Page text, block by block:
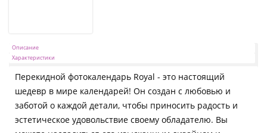
Описание
Характеристики
Перекидной фотокалендарь Royal - это настоящий
шедевр в мире календарей! Он создан с любовью и
заботой о каждой детали, чтобы приносить радость и
эстетическое удовольствие своему обладателю. Вы